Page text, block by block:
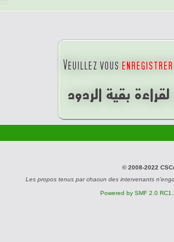
© 2008-2022
Les propos tenus par chacun des intervenants
Powered by SMF 2.0